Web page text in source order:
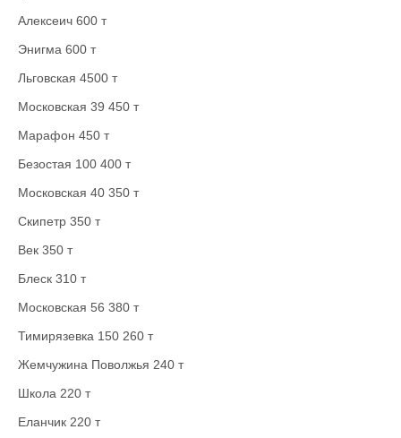
Алексеич 600 т
Энигма 600 т
Льговская 4500 т
Московская 39 450 т
Марафон 450 т
Безостая 100 400 т
Московская 40 350 т
Скипетр 350 т
Век 350 т
Блеск 310 т
Московская 56 380 т
Тимирязевка 150 260 т
Жемчужина Поволжья 240 т
Школа 220 т
Еланчик 220 т